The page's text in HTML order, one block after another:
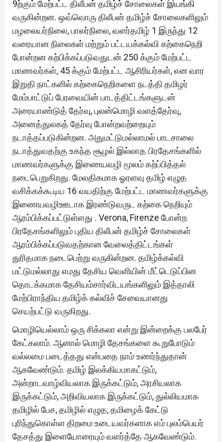
9ற்கும் மேற்பட்ட திலீபன் தமிழ்ச் சோலைகள் இயங்கி
வருகின்றன. ஒவ்வொரு திலீபன் தமிழ்ச் சோலைகளிலும்
மழலையர்நிலை, பாலர்நிலை, வளர்தமிழ் 1 இருந்து 12
வரையான நிலைகள் மற்றும் பட்டயக்கல்வி கற்கைநெறி
போன்றன கற்பிக்கப்படுவதுடன் 250 க்கும் மேற்பட்ட
மாணவர்கள், 45 க்கும் மேற்பட்ட ஆசிரியர்கள், என வார
இறுதி நாட்களில் கற்கைநெறிகளை நடத்தி தமிழர்
மேம்பாட்டுப் பேரவையின் பாடத்திட்டங்களுடன்
அரையாண்டுத் தேர்வு, புலன்மொழி வளத்தேர்வு,
அனைத்துலகத் தேர்வு போன்றவற்றையும்
நடாத்தப்படுகின்றன. அதுமட்டுமல்லாமல் பாடசாலை
நடாத்துவதற்கு உகந்த சூழல் இல்லாத பிரதேசங்களில்
மாணவர்களுக்கு இணையவழி மூலம் கற்ப்பித்தல்
நடைபெறுகிறது. மேலதிகமாக ஓரளவு தமிழ் எழுத
வசிக்கக்கூடிய 16 வயதிற்கு மேற்பட்ட மாணவர்களுக்கு
இணையவழிஊடாக இரண்டுவருட கற்கை நெறியும்
ஆரம்பிக்கப்பட்டுள்ளது . Verona, Firenze போன்ற
பிரதேசங்களிலும் புதிய திலீபன் தமிழ்ச் சோலைகள்
ஆரம்பிக்கப்படுவதற்கான வேலைத்திட்டங்கள்
துரிதமாக நடைபெற்று வருகின்றன. தமிழ்க்கல்வி
மட்டுமல்லாது எமது தேசிய வெளியின் மீட்டெடுப்பின
தொடக்கமாக தேசியம்சார்விடயங்களிலும் இத்தாலி
மேற்பிராந்திய தமிழ்க் கல்விச் சேவையானது
செயற்பட்டு வருகிறது.
மொழியெல்லாம் ஒரு சிக்கலா என்று இன்றைக்கு பலபேர்
கேட்கலாம். ஆனால் மொழி தேசங்களை கூறுபோடும்
வல்லமை படைத்தது என்பதை நாம் உணர்ந்துதான்
ஆகவேண்டும். தமிழ் இலக்கியமாகட்டும்,
அன்றாடவாழ்வியலாக இருக்கட்டும், அரசியலாக
இருக்கட்டும், அறிவியலாக இருக்கட்டும், துல்லியமாக
தமிழில் பேச, தமிழில் எழுத, தமிழைக் கேட்டு
புரிந்துகொள்ள திறமை உடையவர்களாக எம் புலம்பெயர்
தேசத்து இளையோரையும் வளர்த்தே ஆகவேண்டும்.